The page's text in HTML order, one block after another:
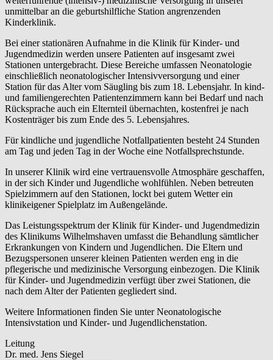
unmittelbar an die geburtshilfliche Station angrenzenden
Kinderklinik.
Bei einer stationären Aufnahme in die Klinik für Kinder- und
Jugendmedizin werden unsere Patienten auf insgesamt zwei
Stationen untergebracht. Diese Bereiche umfassen Neonatologie
einschließlich neonatologischer Intensivversorgung und einer
Station für das Alter vom Säugling bis zum 18. Lebensjahr. In kind-
und familiengerechten Patientenzimmern kann bei Bedarf und nach
Rücksprache auch ein Elternteil übernachten, kostenfrei je nach
Kostenträger bis zum Ende des 5. Lebensjahres.
Für kindliche und jugendliche Notfallpatienten besteht 24 Stunden
am Tag und jeden Tag in der Woche eine Notfallsprechstunde.
In unserer Klinik wird eine vertrauensvolle Atmosphäre geschaffen,
in der sich Kinder und Jugendliche wohlfühlen. Neben betreuten
Spielzimmern auf den Stationen, lockt bei gutem Wetter ein
klinikeigener Spielplatz im Außengelände.
Das Leistungsspektrum der Klinik für Kinder- und Jugendmedizin
des Klinikums Wilhelmshaven umfasst die Behandlung sämtlicher
Erkrankungen von Kindern und Jugendlichen. Die Eltern und
Bezugspersonen unserer kleinen Patienten werden eng in die
pflegerische und medizinische Versorgung einbezogen. Die Klinik
für Kinder- und Jugendmedizin verfügt über zwei Stationen, die
nach dem Alter der Patienten gegliedert sind.
Weitere Informationen finden Sie unter Neonatologische
Intensivstation und Kinder- und Jugendlichenstation.
Leitung
Dr. med. Jens Siegel